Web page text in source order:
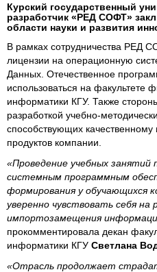
Курский государственный
разработчик «РЕД СОФТ»
области науки и развития
В рамках сотрудничества РЕД
лицензии на операционную
Данных. Отечественное
использоваться на факультете
информатики КГУ. Также
разработкой учебно-
способствующих
продуктов компании.
«Проведение учебных
системным программным
формирования у обучающихся
уверенно чувствовать себя на
импортозамещения
прокомментировала декан
информатики КГУ Светлана
«Отрасль продолжает